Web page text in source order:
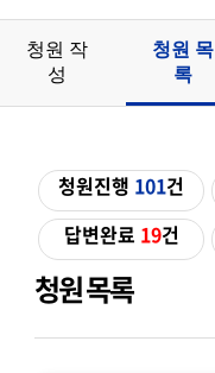
청원 작
성
청원 목
록
청원 목록
청원진행 101건
답변완료 19건